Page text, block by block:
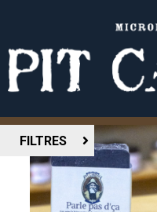
FILTRES